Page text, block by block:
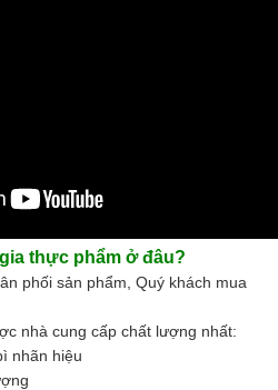
thực phẩm ở đâu?
phối sản phẩm, Quý khách mua
nhà cung cấp chất lượng nhất:
nhãn hiệu